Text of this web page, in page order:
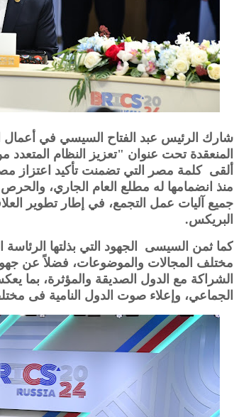
شارك الرئيس عبد الفتاح السيسي في أعمال
المنعقدة تحت عنوان "تعزيز النظام المتعدد
ألقى كلمة مصر التي تضمنت تأكيد اعتزاز
منذ انضمامها له مطلع العام الجاري،
جميع آليات عمل التجمع، في إطار تطوير
البريكس.
كما ثمن السيسى الجهود التي بذلتها
مختلف المجالات والموضوعات، فضلاً عن
الشراكة مع الدول الصديقة والمؤثرة، بما
الجماعي، وإعلاء صوت الدول النامية فى